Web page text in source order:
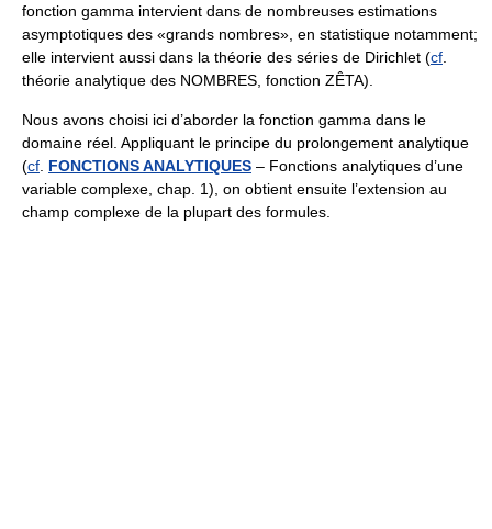
fonction gamma intervient dans de nombreuses estimations
asymptotiques des «grands nombres», en statistique notamment;
elle intervient aussi dans la théorie des séries de Dirichlet (cf
théorie analytique des NOMBRES, fonction ZÊTA).
Nous avons choisi ici d’aborder la fonction gamma dans le
domaine réel. Appliquant le principe du prolongement analytique
(cf FONCTIONS ANALYTIQUES – Fonctions analytiques d’une
variable complexe, chap. 1), on obtient ensuite l’extension au
champ complexe de la plupart des formules.